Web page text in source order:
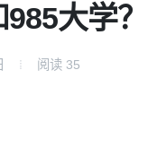
大学？
阅读 35